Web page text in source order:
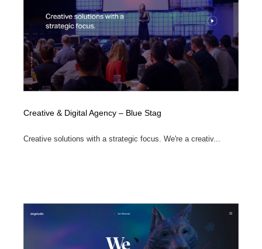
Creative & Digital Agency – Blue Stag
Creative solutions with a strategic focus. We're a creativ...